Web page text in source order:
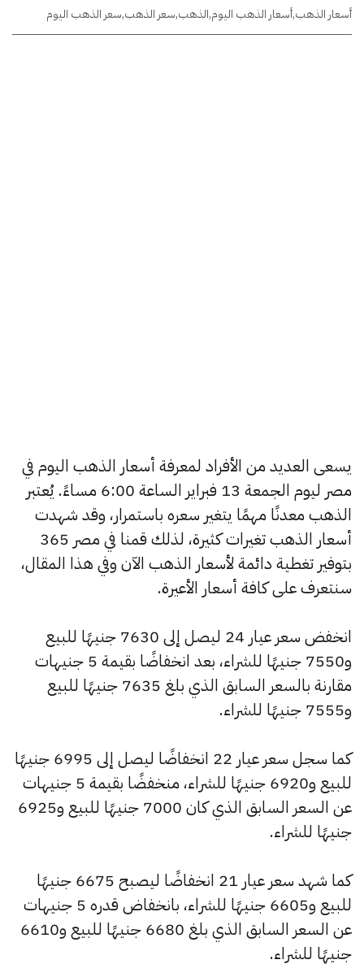
أسعار الذهب,أسعار الذهب اليوم,الذهب,سعر الذهب,سعر الذهب اليوم
يسعى العديد من الأفراد لمعرفة أسعار الذهب اليوم في
مصر ليوم الجمعة 13 فبراير الساعة 6:00 مساءً. يُعتبر
الذهب معدنًا مهمًا يتغير سعره باستمرار، وقد شهدت
أسعار الذهب تغيرات كثيرة، لذلك قمنا في مصر 365
بتوفير تغطية دائمة لأسعار الذهب الآن وفي هذا المقال،
سنتعرف على كافة أسعار الأعيرة.
انخفض سعر عيار 24 ليصل إلى 7630 جنيهًا للبيع
و7550 جنيهًا للشراء، بعد انخفاضًا بقيمة 5 جنيهات
مقارنة بالسعر السابق الذي بلغ 7635 جنيهًا للبيع
و7555 جنيهًا للشراء.
كما سجل سعر عيار 22 انخفاضًا ليصل إلى 6995 جنيهًا
للبيع و6920 جنيهًا للشراء، منخفضًا بقيمة 5 جنيهات
عن السعر السابق الذي كان 7000 جنيهًا للبيع و6925
جنيهًا للشراء.
كما شهد سعر عيار 21 انخفاضًا ليصبح 6675 جنيهًا
للبيع و6605 جنيهًا للشراء، بانخفاض قدره 5 جنيهات
عن السعر السابق الذي بلغ 6680 جنيهًا للبيع و6610
جنيهًا للشراء.